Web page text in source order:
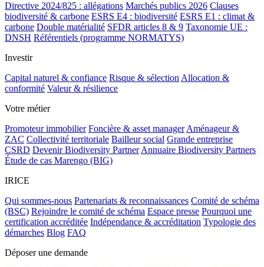
Directive 2024/825 : allégations Marchés publics 2026 Clauses
biodiversité & carbone ESRS E4 : biodiversité ESRS E1 : climat &
carbone Double matérialité SFDR articles 8 & 9 Taxonomie UE :
DNSH Référentiels (programme NORMATYS)
Investir
Capital naturel & confiance Risque & sélection Allocation &
conformité Valeur & résilience
Votre métier
Promoteur immobilier Foncière & asset manager Aménageur &
ZAC Collectivité territoriale Bailleur social Grande entreprise
CSRD Devenir Biodiversity Partner Annuaire Biodiversity Partners
Étude de cas Marengo (BIG)
IRICE
Qui sommes-nous Partenariats & reconnaissances Comité de schéma
(BSC) Rejoindre le comité de schéma Espace presse Pourquoi une
certification accréditée Indépendance & accréditation Typologie des
démarches Blog FAQ
Déposer une demande